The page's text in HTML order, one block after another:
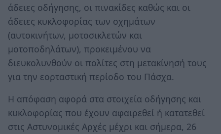
άδειες οδήγησης, οι πινακίδες καθώς και οι
άδειες κυκλοφορίας των οχημάτων
(αυτοκινήτων, μοτοσικλετών και
μοτοποδηλάτων), προκειμένου να
διευκολυνθούν οι πολίτες στη μετακίνησή τους
για την εορταστική περίοδο του Πάσχα.
Η απόφαση αφορά στα στοιχεία οδήγησης και
κυκλοφορίας που έχουν αφαιρεθεί ή κατατεθεί
στις Αστυνομικές Αρχές μέχρι και σήμερα, 26